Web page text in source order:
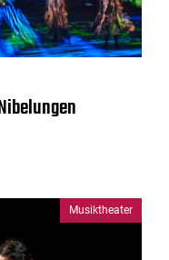
Musiktheater